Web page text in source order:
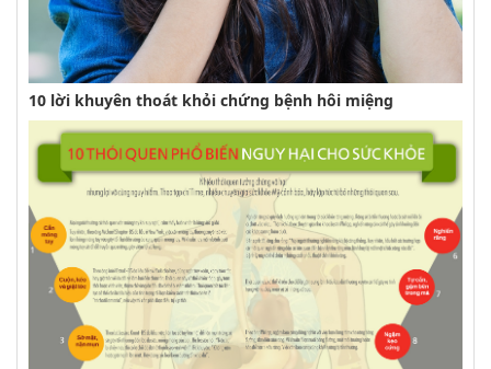
10 lời khuyên thoát khỏi chứng bệnh hôi miệng